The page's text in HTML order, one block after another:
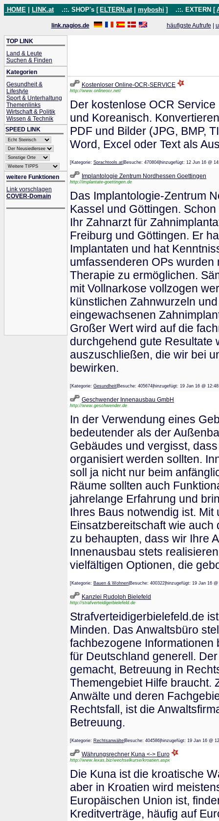
HOME LINK.at .::. SHOP's [ ELTERN.at myboshi ] .::. EXTERN [
link.nagios.de häufigste Aufrufe
TOP LINK
Land & Leute
Suchen & Finden
Kategorien
Gesundheit &
Lifestyle
Sport & Unterhaltung
Themenlinks
Wirtschaft & Politik
Wissen & Technik
SPEED LINK
weitere Funktionen
Link vorschlagen
COVER-Domain
Kostenloser Online-OCR-SERVICE
http://www.onlineocr.net/
Der kostenlose OCR
und Koreanisch.
PDF und Bilder (JPG, BMP,
Word, Excel oder Text als
[Kategorie: Sprachtools.at |Besuche: 470804|hinzugefügt: 12 Jun
Implantologie Zentrum Nordhessen Goettingen
http://implantate-goettingen.de
Das Implantologie-Zentrum
Kassel und Göttingen.
Ihr Zahnarzt für
Freiburg und Göttingen. Er
Implantaten und hat
umfassenderen OPs
Therapie zu ermöglichen.
mit Vollnarkose vollzogen
künstlichen Zahnwurzeln
eingewachsenen
Großer Wert wird auf die
durchgehend gute Resultate
auszuschließen, die wir bei
bewirken.
[Kategorie: Gesundheit |Besuche: 405674|hinzugefügt: 19 Jan 16
Geschwender Innenausbau GmbH
http://www.geschwender.de
In der Verwendung eines
bedeutender als der
Gebäudes und vergisst,
organisiert werden sollten.
soll ja nicht nur beim
Räume sollten auch
jahrelange Erfahrung und
Ihres Baus notwendig ist.
Einsatzbereitschaft wie auch
zu behaupten, dass wir Ihre
Innenausbau stets
vielfältigen Optionen, die
[Kategorie: Bauen & Wohnen |Besuche: 400322|hinzugefügt: 19
Kanzlei Rudolph Bielefeld
http://strafverteidigerbielefeld.de
Strafverteidigerbielefeld.de
Minden. Das Anwaltsbüro
fachbezogene Informationen
für Deutschland generell.
gemacht, Betreuung in
Themengebiet Hilfe braucht.
Anwälte und deren
Rechtsfall, ist die
Betreuung.
[Kategorie: Rechtsanwälte |Besuche: 404586|hinzugefügt: 19 Jan
Währungsrechner Kuna <-> Euro
http://www.lexas.biz/wechselkurse/kroatien.aspx
Die Kuna ist die kroatische
aber in Kroatien wird
Europäischen Union ist,
Kreditverträge, häufig auf